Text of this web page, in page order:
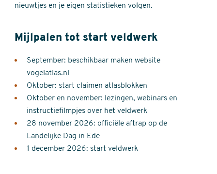
nieuwtjes en je eigen statistieken volgen.
Mijlpalen tot start veldwerk
September: beschikbaar maken website
vogelatlas.nl
Oktober: start claimen atlasblokken
Oktober en november: lezingen, webinars en
instructiefilmpjes over het veldwerk
28 november 2026: officiële aftrap op de
Landelijke Dag in Ede
1 december 2026: start veldwerk